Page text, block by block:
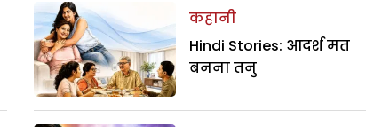
कहानी
Hindi Stories: आदर्श मत
बनना तनु